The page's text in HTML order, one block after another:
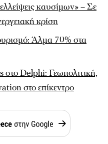
καυσίμων» – Σε
κρίση
Άλμα 70% στα
Delphi: Γεωπολιτική,
στο επίκεντρο